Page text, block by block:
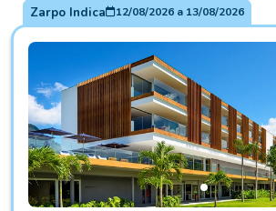
Zarpo Indica 12/08/2026a 13/08/2026